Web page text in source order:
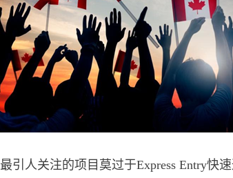
引人关注的项目莫过于Express Entry快